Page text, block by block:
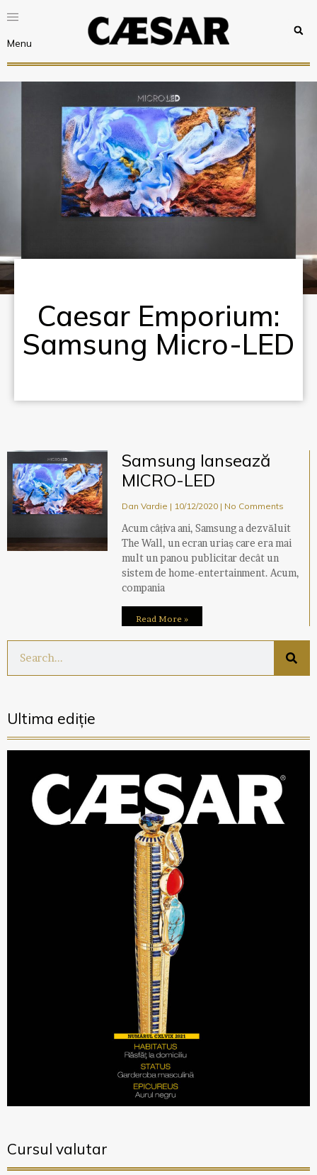
Menu
Caesar Emporium:
Samsung Micro-LED
Samsung lansează
MICRO-LED
Dan Vardie 10/12/2020 No Comments
Acum câțiva ani, Samsung a dezvăluit
The Wall, un ecran uriaș care era mai
mult un panou publicitar decât un
sistem de home-entertainment. Acum,
compania
Read More »
Ultima ediție
Cursul valutar